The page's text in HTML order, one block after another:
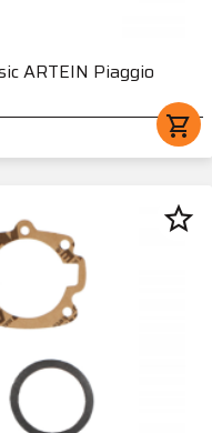
ARTEIN Piaggio
shopping_cart
star_border